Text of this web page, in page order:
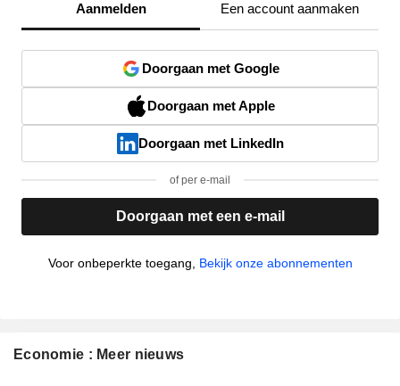
Aanmelden Een account aanmaken
Doorgaan met Google
Doorgaan met Apple
Doorgaan met LinkedIn
of per e-mail
Doorgaan met een e-mail
Voor onbeperkte toegang, Bekijk onze abonnementen
Economie : Meer nieuws